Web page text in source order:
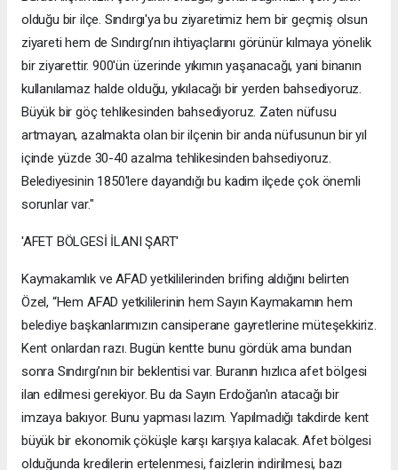
olduğu bir ilçe. Sındırgı'ya bu ziyaretimiz hem bir geçmiş olsun
ziyareti hem de Sındırgı’nın ihtiyaçlarını görünür kılmaya yönelik
bir ziyarettir. 900'ün üzerinde yıkımın yaşanacağı, yani binanın
kullanılamaz halde olduğu, yıkılacağı bir yerden bahsediyoruz.
Büyük bir göç tehlikesinden bahsediyoruz. Zaten nüfusu
artmayan, azalmakta olan bir ilçenin bir anda nüfusunun bir yıl
içinde yüzde 30-40 azalma tehlikesinden bahsediyoruz.
Belediyesinin 1850'lere dayandığı bu kadim ilçede çok önemli
sorunlar var."
'AFET BÖLGESİ İLANI ŞART'
Kaymakamlık ve AFAD yetkililerinden brifing aldığını belirten
Özel, “Hem AFAD yetkililerinin hem Sayın Kaymakamın hem
belediye başkanlarımızın cansiperane gayretlerine müteşekkiriz.
Kent onlardan razı. Bugün kentte bunu gördük ama bundan
sonra Sındırgı’nın bir beklentisi var. Buranın hızlıca afet bölgesi
ilan edilmesi gerekiyor. Bu da Sayın Erdoğan'ın atacağı bir
imzaya bakıyor. Bunu yapması lazım. Yapılmadığı takdirde kent
büyük bir ekonomik çöküşle karşı karşıya kalacak. Afet bölgesi
olduğunda kredilerin ertelenmesi, faizlerin indirilmesi, bazı